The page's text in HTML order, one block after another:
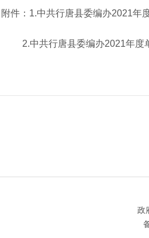
附件：1.中共行唐县委编办2021年
2.中共行唐县委编办2021年度